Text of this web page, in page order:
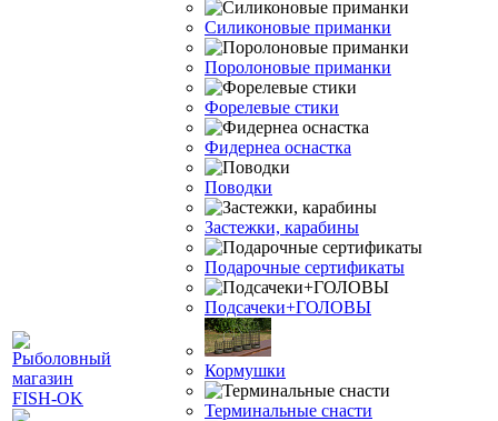
Силиконовые приманки
Поролоновые приманки
Форелевые стики
Фидернеа оснастка
Поводки
Застежки, карабины
Подарочные сертификаты
Подсачеки+ГОЛОВЫ
Кормушки
Терминальные снасти